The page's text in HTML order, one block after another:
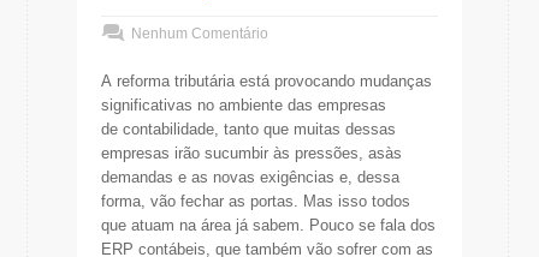
Nenhum Comentário
A reforma tributária está provocando mudanças
significativas no ambiente das empresas
de contabilidade, tanto que muitas dessas
empresas irão sucumbir às pressões, asàs
demandas e as novas exigências e, dessa
forma, vão fechar as portas. Mas isso todos
que atuam na área já sabem. Pouco se fala dos
ERP contábeis, que também vão sofrer com as